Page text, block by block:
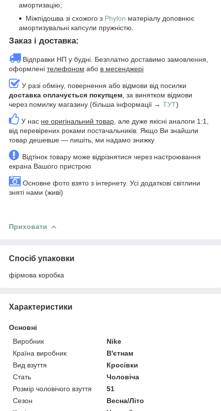
амортизацію;
Міжпідошва зі схожого з Phylon матеріалу доповнює
амортизувальні капсули пружністю.
Заказ і доставка:
Відправки НП у будні. Безплатно доставимо замовлення,
оформлені телефоном або в месенджері
У разі обміну, повернення або відмови від посилки
доставка оплачується покупцем , за винятком відмови
через помилку магазину (більша інформації → ТУТ)
У нас не оригінальний товар , але дуже якісні аналоги 1:1,
від перевірених роками постачальників. Якщо Ви знайшли
товар дешевше — пишіть, ми надамо знижку
Відтінок товару може відрізнятися через настроювання
екрана Вашого пристрою
Основне фото взято з інтернету. Усі додаткові світлини
зняті нами (живі)
Приховати
Спосіб упаковки
фірмова коробка
Характеристики
Основні
Виробник
Nike
Країна виробник
В'єтнам
Вид взуття
Кросівки
Стать
Чоловіча
Розмір чоловічого взуття
51
Сезон
Весна/Літо